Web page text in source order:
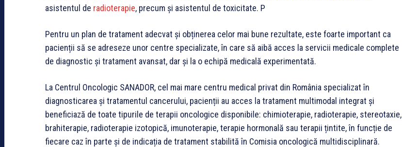
asistentul de radioterapie, precum și asistentul de toxicitate. P
Pentru un plan de tratament adecvat și obținerea celor mai bune rezultate, este foarte important ca
pacienții să se adreseze unor centre specializate, în care să aibă acces la servicii medicale complete
de diagnostic și tratament avansat, dar și la o echipă medicală experimentată.
La Centrul Oncologic SANADOR, cel mai mare centru medical privat din România specializat în
diagnosticarea și tratamentul cancerului, pacienții au acces la tratament multimodal integrat și
beneficiază de toate tipurile de terapii oncologice disponibile: chimioterapie, radioterapie, stereotaxie,
brahiterapie, radioterapie izotopică, imunoterapie, terapie hormonală sau terapii țintite, în funcție de
fiecare caz în parte și de indicația de tratament stabilită în Comisia oncologică multidisciplinară.